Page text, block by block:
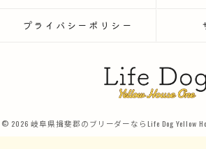
プライバシーポリシー
© 2026 岐阜県揖斐郡のブリーダーならLife Dog Yellow